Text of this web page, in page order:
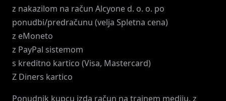
z nakazilom na račun Alcyone d. o. o. po
ponudbi/predračunu (velja Spletna cena)
z eMoneto
z PayPal sistemom
s kreditno kartico (Visa, Mastercard)
Z Diners kartico
Ponudnik kupcu izda račun na trajnem mediju, z